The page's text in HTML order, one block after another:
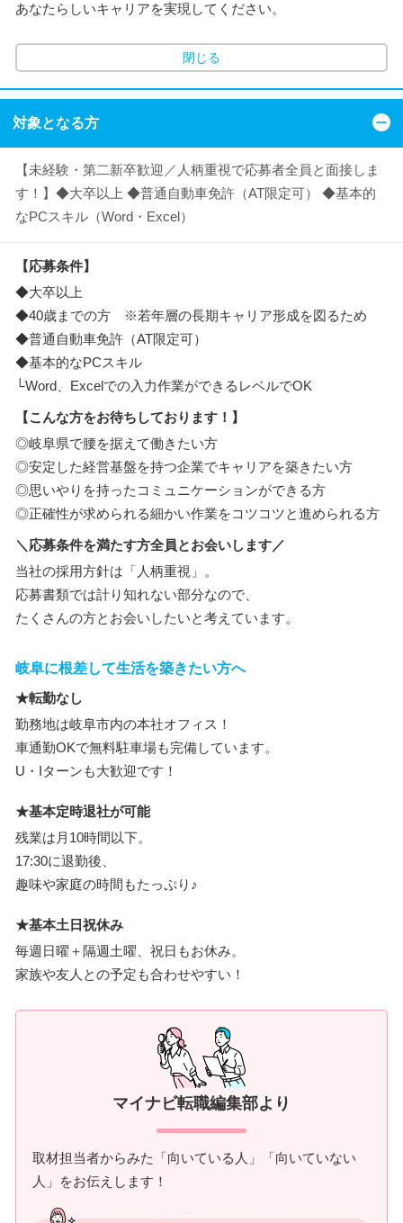
あなたらしいキャリアを実現してください。
閉じる
対象となる方
【未経験・第二新卒歓迎／人柄重視で応募者全員と面接しま
す！】◆大卒以上 ◆普通自動車免許（AT限定可） ◆基本的
なPCスキル（Word・Excel）
【応募条件】
◆大卒以上
◆40歳までの方 ※若年層の長期キャリア形成を図るため
◆普通自動車免許（AT限定可）
◆基本的なPCスキル
└Word、Excelでの入力作業ができるレベルでOK
【こんな方をお待ちしております！】
◎岐阜県で腰を据えて働きたい方
◎安定した経営基盤を持つ企業でキャリアを築きたい方
◎思いやりを持ったコミュニケーションができる方
◎正確性が求められる細かい作業をコツコツと進められる方
＼応募条件を満たす方全員とお会いします／
当社の採用方針は「人柄重視」。
応募書類では計り知れない部分なので、
たくさんの方とお会いしたいと考えています。
岐阜に根差して生活を築きたい方へ
★転勤なし
勤務地は岐阜市内の本社オフィス！
車通勤OKで無料駐車場も完備しています。
U・Iターンも大歓迎です！
★基本定時退社が可能
残業は月10時間以下。
17:30に退勤後、
趣味や家庭の時間もたっぷり♪
★基本土日祝休み
毎週日曜＋隔週土曜、祝日もお休み。
家族や友人との予定も合わせやすい！
マイナビ転職編集部より
取材担当者からみた「向いている人」「向いていない
人」をお伝えします！